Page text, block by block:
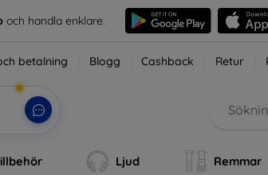
och handla enklare.
betalning Blogg Cashback Retur
Ljud Remmar